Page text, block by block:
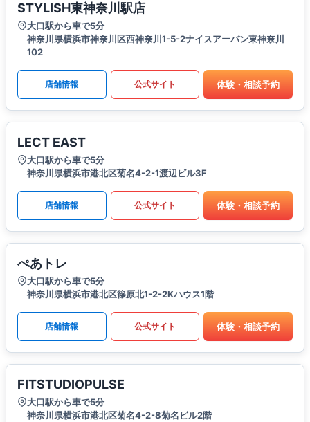
STYLISH東神奈川駅店
大口駅から車で5分
神奈川県横浜市神奈川区西神奈川1-5-2ナイスアーバン東神奈川
102
店舗情報 公式サイト 体験・相談予約
LECT EAST
大口駅から車で5分
神奈川県横浜市港北区菊名4-2-1渡辺ビル3F
店舗情報 公式サイト 体験・相談予約
ぺあトレ
大口駅から車で5分
神奈川県横浜市港北区篠原北1-2-2Kハウス1階
店舗情報 公式サイト 体験・相談予約
FITSTUDIOPULSE
大口駅から車で5分
神奈川県横浜市港北区菊名4-2-8菊名ビル2階